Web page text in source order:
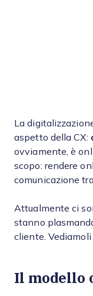
La
aspetto della CX:
ovviamente, è
scopo: rendere
comunicazione
Attualmente ci
stanno
cliente. Vediamoli
Il modello